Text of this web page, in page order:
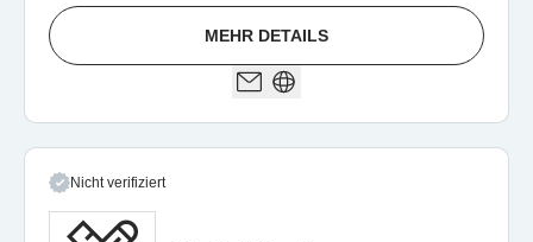
MEHR DETAILS
Nicht verifiziert